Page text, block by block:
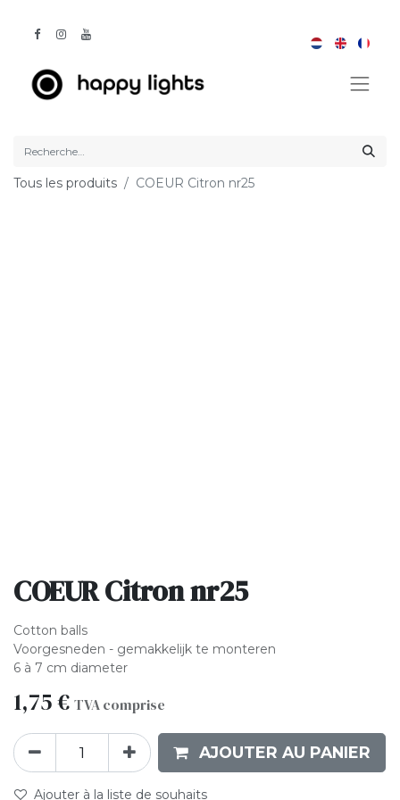
Tous les produits COEUR Citron nr25
COEUR Citron nr25
Cotton balls
Voorgesneden - gemakkelijk te monteren
6 à 7 cm diameter
1,75€ TVA comprise
AJOUTER AU PANIER
Ajouter à la liste de souhaits